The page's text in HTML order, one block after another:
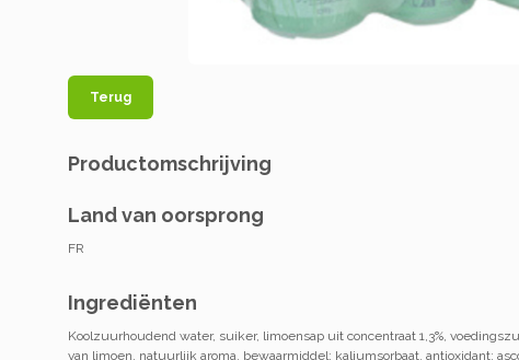
Terug
Productomschrijving
Land van oorsprong
FR
Ingrediënten
Koolzuurhoudend water, suiker, limoensap uit concentraat 1,3%,
van limoen, natuurlijk aroma, bewaarmiddel: kaliumsorbaat, antioxidant: